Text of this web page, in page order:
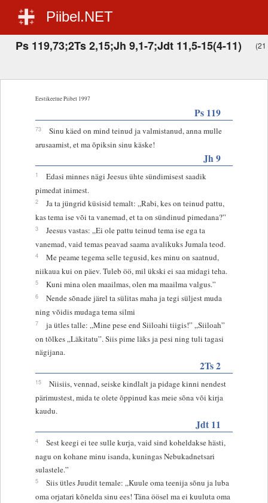
Piibel.NET
Ps 119,73;2Ts 2,15;Jh 9,1-7;Jdt 11,5-15(4-11) (21
Eestikeelne Piibel 1997
Ps 119
73
Sinu käed on mind teinud ja valmistanud, anna mulle
arusaamist, et ma õpiksin sinu käske!
Jh 9
1
Edasi minnes nägi Jeesus ühte sündimisest saadik
pimedat inimest.
2
Ja ta jüngrid küsisid temalt: „Rabi, kes on teinud pattu,
kas tema ise või ta vanemad, et ta on sündinud pimedana?”
3
Jeesus vastas: „Ei ole pattu teinud tema ise ega ta
vanemad, vaid temas peavad saama avalikuks Jumala teod.
4
Me peame tegema selle tegusid, kes minu on saatnud,
niikaua kui on päev. Tuleb öö, mil ükski ei saa midagi teha.
5 Kuni mina olen maailmas, olen ma maailma valgus.”
6
Nende sõnade järel ta sülitas maha ja tegi süljest muda
ning võidis mudaga tema silmi
7
ja ütles talle: „Mine pese end Siiloahi tiigis!” „Siiloah”
on tõlkes „Läkitatu”. Siis pime läks ja pesi ning tuli tagasi
nägijana.
2Ts 2
15
Niisiis, vennad, seiske kindlalt ja pidage kinni nendest
pärimustest, mida te olete õppinud kas meie sõna või kirja
kaudu.
Jdt 11
4
Sest keegi ei tee sulle kurja, vaid sind koheldakse hästi,
nagu on kohane minu isanda, kuningas Nebukadnetsari
sulastele.”
5
Siis ütles Juudit temale: „Kuule oma teenija sõnu ja luba
oma orjatari kõnelda sinu ees! Täna öösel ma ei kuuluta oma